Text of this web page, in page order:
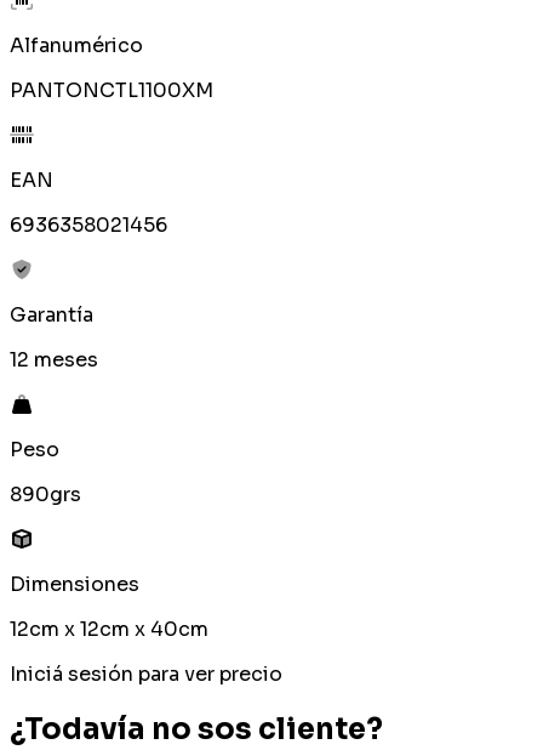
Alfanumérico
PANTONCTL1100XM
EAN
6936358021456
Garantía
12 meses
Peso
890grs
Dimensiones
12cm x 12cm x 40cm
Iniciá sesión para ver precio
¿Todavía no sos cliente?